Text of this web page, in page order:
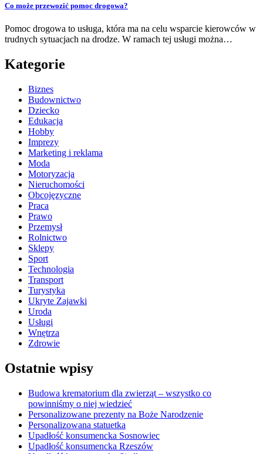
Co może przewozić pomoc drogowa?
Pomoc drogowa to usługa, która ma na celu wsparcie kierowców w
trudnych sytuacjach na drodze. W ramach tej usługi można…
Kategorie
Biznes
Budownictwo
Dziecko
Edukacja
Hobby
Imprezy
Marketing i reklama
Moda
Motoryzacja
Nieruchomości
Obcojęzyczne
Praca
Prawo
Przemysł
Rolnictwo
Sklepy
Sport
Technologia
Transport
Turystyka
Ukryte Zajawki
Uroda
Usługi
Wnętrza
Zdrowie
Ostatnie wpisy
Budowa krematorium dla zwierząt – wszystko co
powinniśmy o niej wiedzieć
Personalizowane prezenty na Boże Narodzenie
Personalizowana statuetka
Upadłość konsumencka Sosnowiec
Upadłość konsumencka Rzeszów